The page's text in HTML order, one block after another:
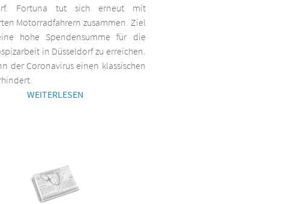
Fortuna tut sich erneut mit
Motorradfahrern zusammen. Ziel
hohe Spendensumme für die
in Düsseldorf zu erreichen.
der Coronavirus einen klassischen
WEITERLESEN